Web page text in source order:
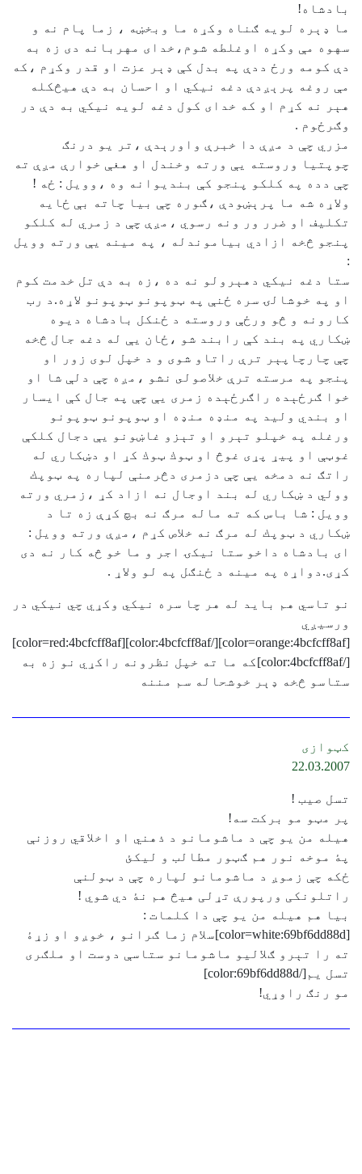
بادشاه!
ما ډېره لويه ګناه وكړه ما وبخښه ، زما پام نه و
سهوه مې وكړه اوغلطه شوم،خداى مهربانه دى زه به
دې كومه ورځ ددې په بدل كې ډېر عزت او قدر وكړم ،كه
مې روغه پرېږدې دغه نيكي او احسان به دې هيڅكله
هېر نه كړم او كه خداى كول دغه لويه نيكي به دې در
وګرځوم .
مزري چې د مږې دا خبرې واورېدې ،تر يو درنګ
چوپتيا وروسته يې ورته وخندل او هغې خوارې مږې ته
چې دده په كلكو پنجو كې بنديوانه وه ،وويل : ځه !
ولاړه شه ما پرېښودې ،ګوره چې بيا چاته بې ځايه
تكليف او ضرر ور ونه رسوي ،مږې چې د زمري له كلكو
پنجو څخه ازادي بياموندله ، په مينه يې ورته وويل
:
ستا دغه نيكي دهېرولو نه ده ،زه به دې تل خدمت كوم
او په خوشالۍ سره ځنې په ټوپونو ټوپونو لاړه.د رب
كارونه و څو ورځې وروسته د ځنكل بادشاه ديوه
ښكاري په بند كې رابند شو ،ځان يې له دغه جال څخه
چې چارچاپېر ترې راتاو شوى و د خپل لوى زور او
پنجو په مرسته ترې خلاصولى نشو ،مږه چې دلې شا او
خوا ګرځېده راګرځېده زمرى يې چې په جال كې ايسار
او بندي وليد په منډه منډه او ټوپونو ټوپونو
ورغله په خپلو تېرو او تېزو غاښونو يې دجال كلكې
غوټې او پيړ پړى غوڅ او ټوك ټوك كړ او دښكاري له
راتګ نه دمخه يې چې دزمرى دڅرمنې لپاره په ټوپك
وولي د ښكاري له بند اوجال نه ازاد كړ ،زمري ورته
وويل : شا باس كه ته ماله مرګ نه بچ كړې زه تا د
ښكاري د ټوپك له مرګ نه خلاص كړم ،مږې ورته وويل :
اى بادشاه داخو ستا نيكۍ اجر و ما خو څه كار نه دى
كړى.دواړه په مينه د ځنګل په لو ولاړ .
نو تاسي هم بايد له هر چا سره نيکي وکړي چي نيکي در
ورسيږي
[color=orange:4bcfcff8af][/color:4bcfcff8af][color=red:4bcfcff8af]
[/color:4bcfcff8af]که ما ته خپل نظرونه راکړي نو زه به
ستاسو څخه ډېر خوشحاله سم مننه
کټوازی
22.03.2007
تسل صيب !
پر مټو مو برکت سه!
هيله من يو چې د ماشومانو د ذهني او اخلاقي روزنې
پۀ موخه نور هم ګټور مطالب و ليکئ
ځکه چې زموږ د ماشومانو لپاره چې د ټولنې
راتلونکی ورپورې تړلی هيڅ هم نۀ دي شوي !
بيا هم هيله من يو چې دا کلمات :
[color=white:69bf6dd88d]سلام زما ګرانو ، خوږو او زړۀ
ته را تېرو ګلاليو ماشومانو ستاسې دوست او ملګری
تسل يم[/color:69bf6dd88d]
مو رنګ راوړي!